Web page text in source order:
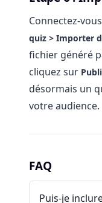
Connectez-
quiz > Importer
fichier généré
cliquez sur
désormais un
votre audience.
FAQ
Puis-je